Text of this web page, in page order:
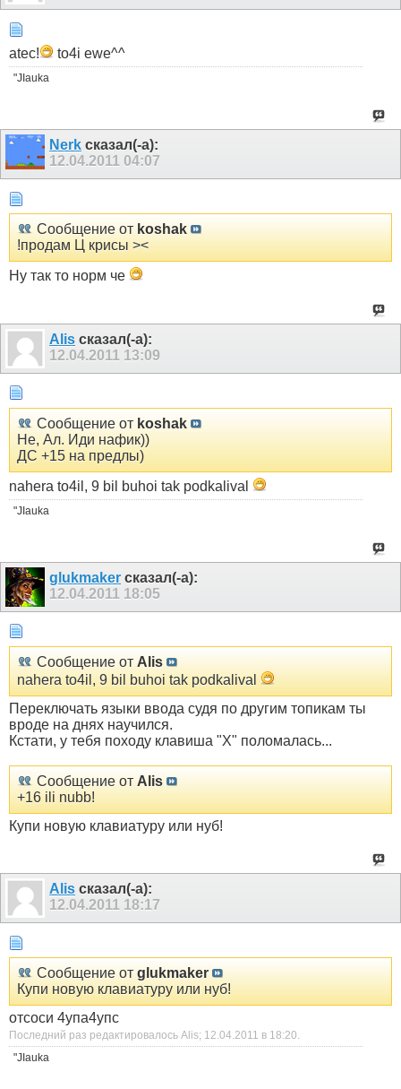
atec! to4i ewe^^
"JIauka
Nerk сказал(-а):
12.04.2011 04:07
Сообщение от koshak
!продам Ц крисы ><
Ну так то норм че
Alis сказал(-а):
12.04.2011 13:09
Сообщение от koshak
Не, Ал. Иди нафик))
ДС +15 на предлы)
nahera to4il, 9 bil buhoi tak podkalival
"JIauka
glukmaker сказал(-а):
12.04.2011 18:05
Сообщение от Alis
nahera to4il, 9 bil buhoi tak podkalival
Переключать языки ввода судя по другим топикам ты
вроде на днях научился.
Кстати, у тебя походу клавиша "X" поломалась...
Сообщение от Alis
+16 ili nubb!
Купи новую клавиатуру или нуб!
Alis сказал(-а):
12.04.2011 18:17
Сообщение от glukmaker
Купи новую клавиатуру или нуб!
отсоси 4упа4упс
Последний раз редактировалось Alis; 12.04.2011 в 18:20.
"JIauka